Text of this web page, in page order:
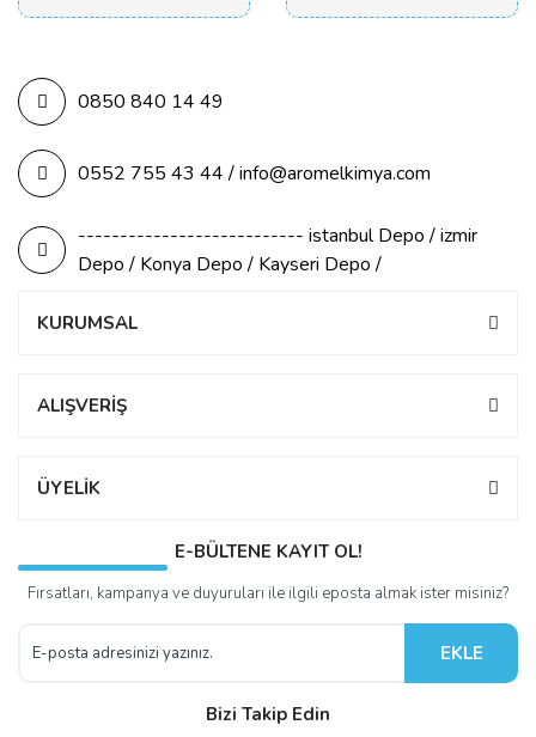
0850 840 14 49
0552 755 43 44 / info@aromelkimya.com
--------------------------- istanbul Depo / izmir
Depo / Konya Depo / Kayseri Depo /
KURUMSAL
ALIŞVERİŞ
ÜYELİK
E-BÜLTENE KAYIT OL!
Fırsatları, kampanya ve duyuruları ile ilgili eposta almak ister misiniz?
EKLE
Bizi Takip Edin